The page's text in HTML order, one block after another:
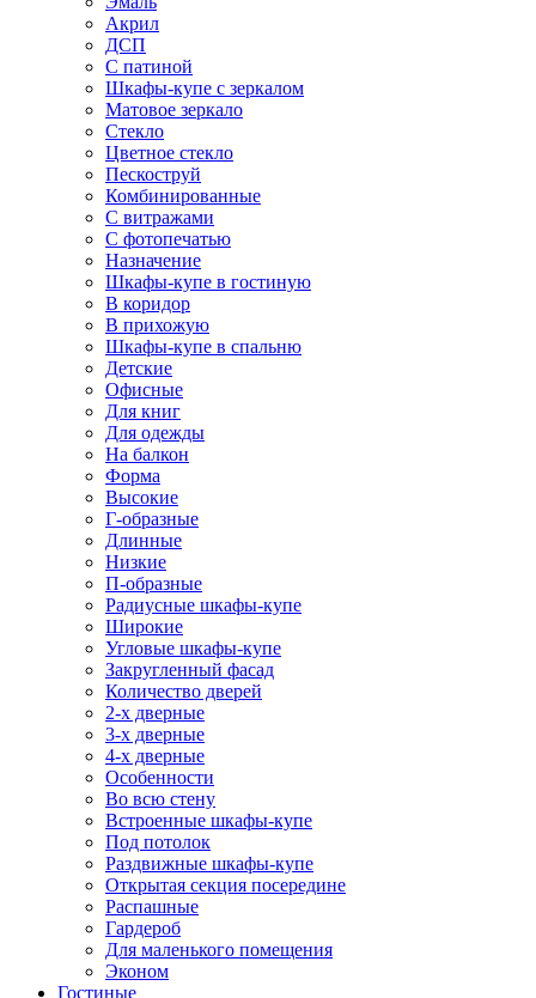
Акрил
ДСП
С патиной
Шкафы-купе с зеркалом
Матовое зеркало
Стекло
Цветное стекло
Пескоструй
Комбинированные
С витражами
С фотопечатью
Назначение
Шкафы-купе в гостиную
В коридор
В прихожую
Шкафы-купе в спальню
Детские
Офисные
Для книг
Для одежды
На балкон
Форма
Высокие
Г-образные
Длинные
Низкие
П-образные
Радиусные шкафы-купе
Широкие
Угловые шкафы-купе
Закругленный фасад
Количество дверей
2-х дверные
3-х дверные
4-х дверные
Особенности
Во всю стену
Встроенные шкафы-купе
Под потолок
Раздвижные шкафы-купе
Открытая секция посередине
Распашные
Гардероб
Для маленького помещения
Эконом
Гостиные